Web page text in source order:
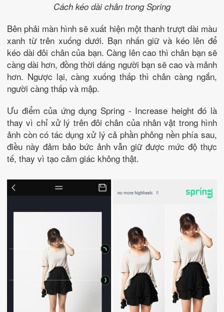
Cách kéo dài chân trong Spring
Bên phải màn hình sẽ xuất hiện một thanh trượt dài màu
xanh từ trên xuống dưới. Bạn nhấn giữ và kéo lên để
kéo dài đôi chân của bạn. Càng lên cao thì chân bạn sẽ
càng dài hơn, đồng thời dáng người bạn sẽ cao và mảnh
hơn. Ngược lại, càng xuống thấp thì chân càng ngắn,
người càng thấp và mập.
Ưu điểm của ứng dụng Spring - Increase height đó là
thay vì chỉ xử lý trên đôi chân của nhân vật trong hình
ảnh còn có tác dụng xử lý cả phần phông nền phía sau,
điều này đảm bảo bức ảnh vẫn giữ được mức độ thực
tế, thay vì tạo cảm giác không thật.